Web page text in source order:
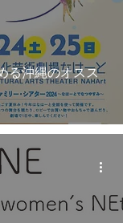
る沖縄のオスス